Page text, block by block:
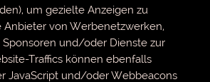
um gezielte Anzeigen zu
Anbieter von Werbenetzwerken,
und/oder Dienste zur
Traffics können ebenfalls
JavaScript und/oder Webbeacons